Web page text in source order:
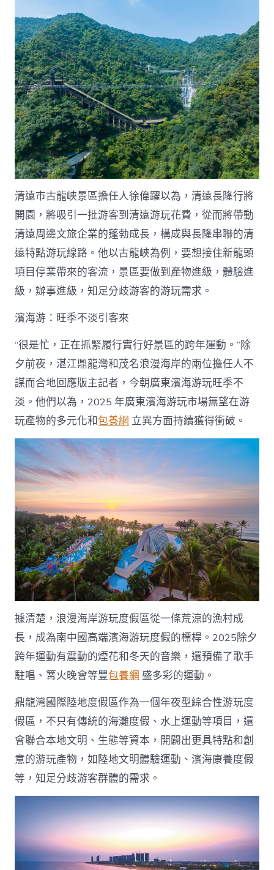
清遠市古龍峽景區擔任人徐偉躍以為，清遠長隆行將
開園，將吸引一批游客到清遠游玩花費，從而將帶動
清遠周邊文旅企業的蓬勃成長，構成與長隆串聯的清
遠特點游玩線路。他以古龍峽為例，要想接住新龍頭
項目停業帶來的客流，景區要做到產物進級，體驗進
級，辦事進級，知足分歧游客的游玩需求。
濱海游：旺季不淡引客來
“很是忙，正在抓緊履行實行好景區的跨年運動。”除
夕前夜，湛江鼎龍灣和茂名浪漫海岸的兩位擔任人不
謀而合地回應版主記者，今朝廣東濱海游玩旺季不
淡。他們以為，2025 年廣東濱海游玩市場無望在游
玩產物的多元化和包養網 立異方面持續獲得衝破。
據清楚，浪漫海岸游玩度假區從一條荒涼的漁村成
長，成為南中國高端濱海游玩度假的標桿。2025除夕
跨年運動有震動的煙花和冬天的音樂，還預備了歌手
駐唱、篝火晚會等豐包養網 盛多彩的運動。
鼎龍灣國際陸地度假區作為一個年夜型綜合性游玩度
假區，不只有傳統的海灘度假、水上運動等項目，還
會聯合本地文明、生態等資本，開闢出更具特點和創
意的游玩產物，如陸地文明體驗運動、濱海康養度假
等，知足分歧游客群體的需求。